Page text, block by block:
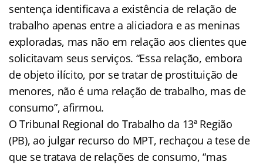
sentença identificava a existência de relação de
trabalho apenas entre a aliciadora e as meninas
exploradas, mas não em relação aos clientes que
solicitavam seus serviços. “Essa relação, embora
de objeto ilícito, por se tratar de prostituição de
menores, não é uma relação de trabalho, mas de
consumo”, afirmou.
O Tribunal Regional do Trabalho da 13ª Região
(PB), ao julgar recurso do MPT, rechaçou a tese de
que se tratava de relações de consumo, “mas